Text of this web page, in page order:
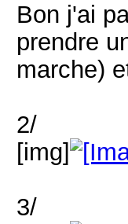
Bon j'ai
prendre
marche)
2/
[img]
3/